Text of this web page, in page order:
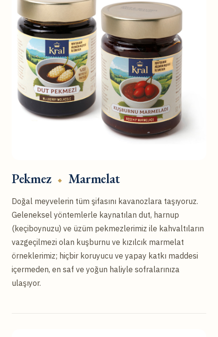
Pekmez Marmelat
Doğal meyvelerin tüm şifasını kavanozlara taşıyoruz.
Geleneksel yöntemlerle kaynatılan dut, harnup
(keçiboynuzu) ve üzüm pekmezlerimiz ile kahvaltıların
vazgeçilmezi olan kuşburnu ve kızılcık marmelat
örneklerimiz; hiçbir koruyucu ve yapay katkı maddesi
içermeden, en saf ve yoğun haliyle sofralarınıza
ulaşıyor.